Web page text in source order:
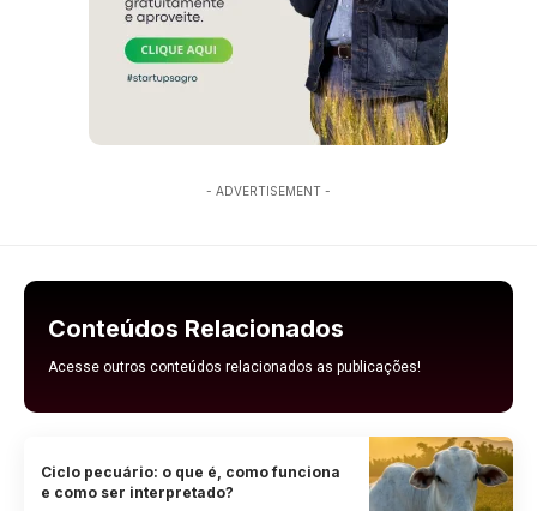
- ADVERTISEMENT -
Conteúdos Relacionados
Acesse outros conteúdos relacionados as publicações!
Ciclo pecuário: o que é, como funciona
e como ser interpretado?